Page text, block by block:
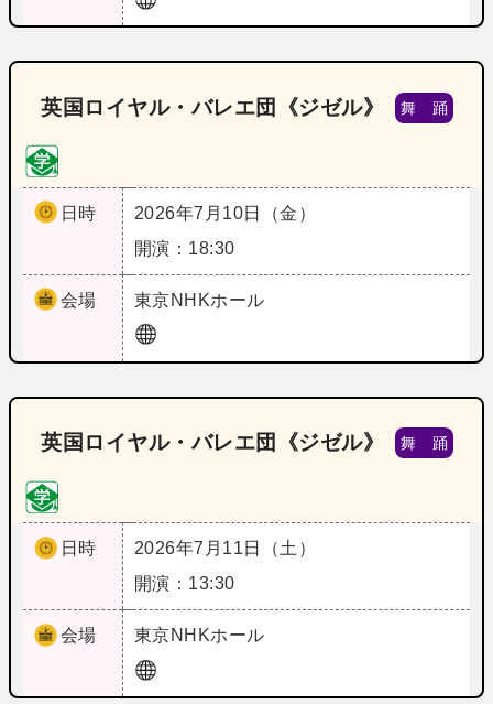
英国ロイヤル・バレエ団《ジゼル》 舞 踊
日時
2026年7月10日（金）
開演：18:30
会場 東京NHKホール
英国ロイヤル・バレエ団《ジゼル》 舞 踊
日時
2026年7月11日（土）
開演：13:30
会場 東京NHKホール